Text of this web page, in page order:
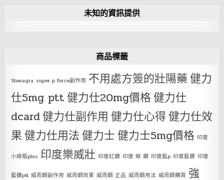
未知的資訊提供
商品標籤
Stenagra super p force副作用 不用處方簽的壯陽藥健力
仕5mg ptt健力仕20mg價格健力仕
dcard健力仕副作用 健力仕心得健力仕效
果健力仕用法健力士健力士5mg價格 印度
小綠瓶plus 印度樂威壯 印度紅鑽 印度 綠 鑽 印度藍p 印度藍鑽 印度
藍鑽ptt 威而鋼副作用 威而鋼效果 威而鋼 正品 威而鋼用法 威而鋼購買 強